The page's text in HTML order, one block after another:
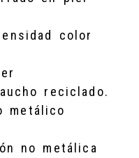
color
reciclado.
metálico
no metálica